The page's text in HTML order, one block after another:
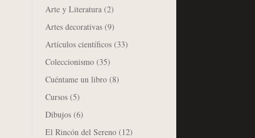
Arte y Literatura (2)
Artes decorativas (9)
Artículos científicos (33)
Coleccionismo (35)
Cuéntame un libro (8)
Cursos (5)
Dibujos (6)
El Rincón del Sereno (12)